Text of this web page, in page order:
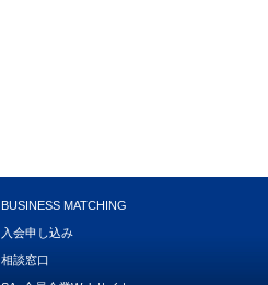
BUSINESS MATCHING
入会申し込み
相談窓口